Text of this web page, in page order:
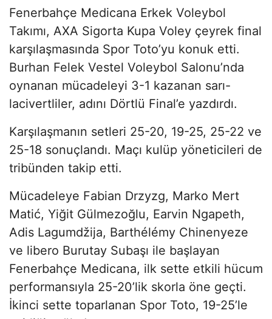
Fenerbahçe Medicana Erkek Voleybol
Takımı, AXA Sigorta Kupa Voley çeyrek final
karşılaşmasında Spor Toto’yu konuk etti.
Burhan Felek Vestel Voleybol Salonu’nda
oynanan mücadeleyi 3-1 kazanan sarı-
lacivertliler, adını Dörtlü Final’e yazdırdı.
Karşılaşmanın setleri 25-20, 19-25, 25-22 ve
25-18 sonuçlandı. Maçı kulüp yöneticileri de
tribünden takip etti.
Mücadeleye Fabian Drzyzg, Marko Mert
Matić, Yiğit Gülmezoğlu, Earvin Ngapeth,
Adis Lagumdžija, Barthélémy Chinenyeze
ve libero Burutay Subaşı ile başlayan
Fenerbahçe Medicana, ilk sette etkili hücum
performansıyla 25-20’lik skorla öne geçti.
İkinci sette toparlanan Spor Toto, 19-25’le